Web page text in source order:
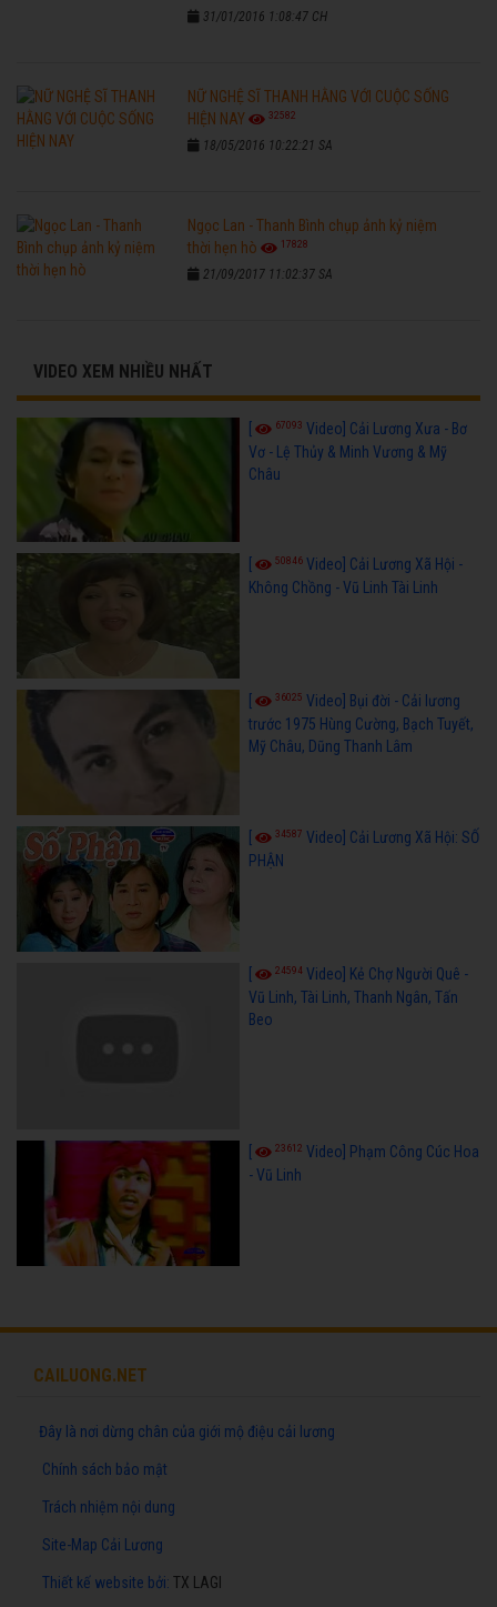
31/01/2016 1:08:47 CH
NỮ NGHỆ SĨ THANH HẰNG VỚI CUỘC SỐNG
HIỆN NAY
32582
18/05/2016 10:22:21 SA
Ngọc Lan - Thanh Bình chụp ảnh kỷ niệm
thời hẹn hò
17828
21/09/2017 11:02:37 SA
VIDEO XEM NHIỀU NHẤT
[ 67093 Video] Cải Lương Xưa - Bơ
Vơ - Lệ Thủy & Minh Vương & Mỹ
Châu
50846 Video] Cải Lương Xã Hội -
Không Chồng - Vũ Linh Tài Linh
36025 Video] Bụi đời - Cải lương
trước 1975 Hùng Cường, Bạch Tuyết,
Mỹ Châu, Dũng Thanh Lâm
34587 Video] Cải Lương Xã Hội: SỐ
PHẬN
24594 Video] Kẻ Chợ Người Quê -
Vũ Linh, Tài Linh, Thanh Ngân, Tấn
Beo
23612 Video] Phạm Công Cúc Hoa
- Vũ Linh
CAILUONG.NET
Đây là nơi dừng chân của giới mộ điệu cải lương
Chính sách bảo mật
Trách nhiệm nội dung
Site-Map Cải Lương
Thiết kế website bởi: TX LAGI